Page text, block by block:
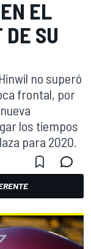
EL
DE SU
no superó
frontal, por
los tiempos
para 2020.